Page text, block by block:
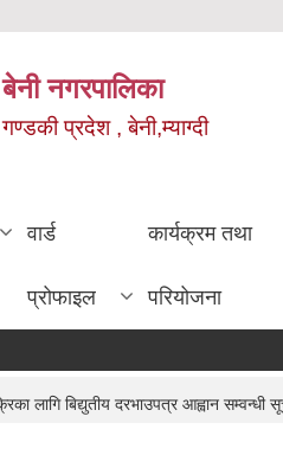
बेनी नगरपालिका
गण्डकी प्रदेश , बेनी,म्याग्दी
वार्ड
प्रोफाइल
कार्यक्रम तथा
परियोजना
लागि बिद्युतीय दरभाउपत्र आह्वान सम्वन्धी